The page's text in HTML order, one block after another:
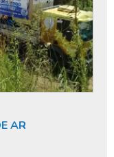
AR